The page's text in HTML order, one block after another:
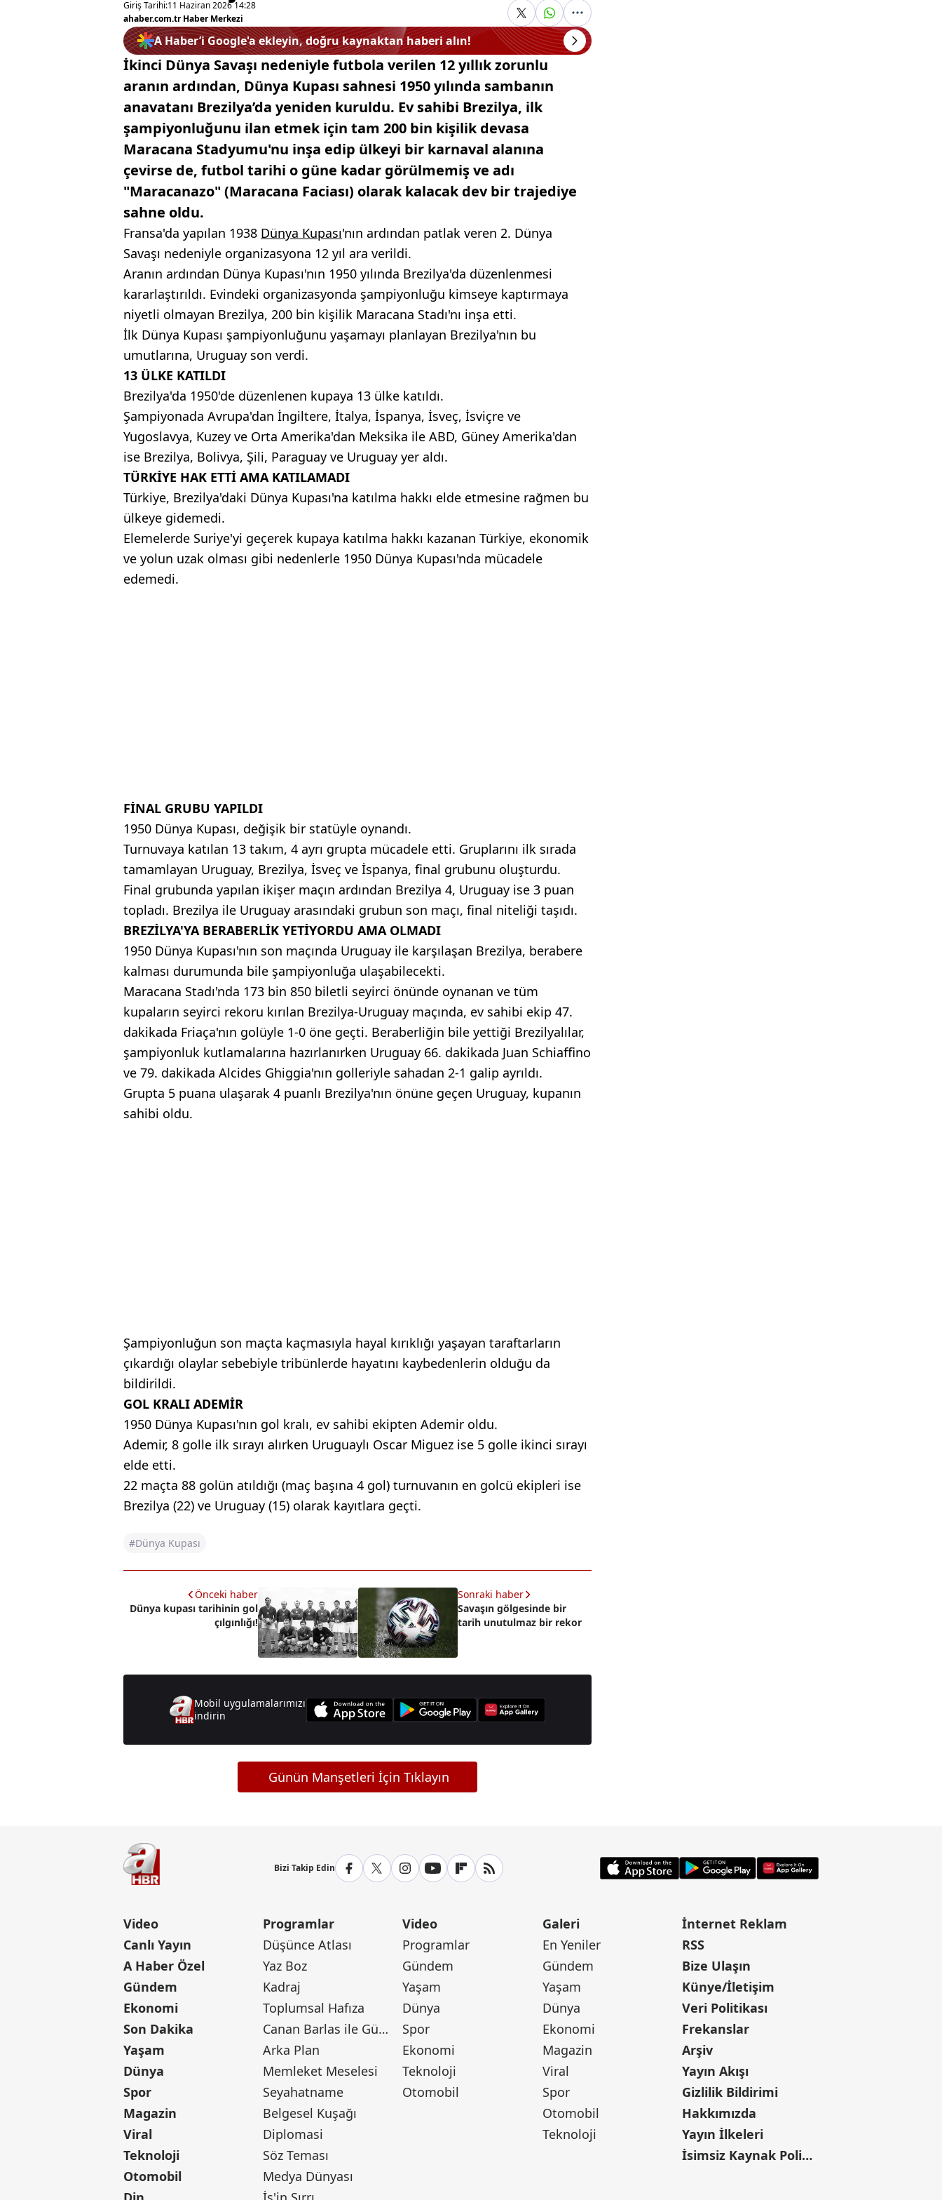
Giriş Tarihi:11 Haziran 2026 14:28
ahaber.com.tr Haber Merkezi
A Haber’i Google'a ekleyin, doğru kaynaktan haberi alın!
İkinci Dünya Savaşı nedeniyle futbola verilen 12 yıllık zorunlu
aranın ardından, Dünya Kupası sahnesi 1950 yılında sambanın
anavatanı Brezilya’da yeniden kuruldu. Ev sahibi Brezilya, ilk
şampiyonluğunu ilan etmek için tam 200 bin kişilik devasa
Maracana Stadyumu'nu inşa edip ülkeyi bir karnaval alanına
çevirse de, futbol tarihi o güne kadar görülmemiş ve adı
"Maracanazo" (Maracana Faciası) olarak kalacak dev bir trajediye
sahne oldu.
Fransa'da yapılan 1938 Dünya Kupası'nın ardından patlak veren 2. Dünya
Savaşı nedeniyle organizasyona 12 yıl ara verildi.
Aranın ardından Dünya Kupası'nın 1950 yılında Brezilya'da düzenlenmesi
kararlaştırıldı. Evindeki organizasyonda şampiyonluğu kimseye kaptırmaya
niyetli olmayan Brezilya, 200 bin kişilik Maracana Stadı'nı inşa etti.
İlk Dünya Kupası şampiyonluğunu yaşamayı planlayan Brezilya'nın bu
umutlarına, Uruguay son verdi.
13 ÜLKE KATILDI
Brezilya'da 1950'de düzenlenen kupaya 13 ülke katıldı.
Şampiyonada Avrupa'dan İngiltere, İtalya, İspanya, İsveç, İsviçre ve
Yugoslavya, Kuzey ve Orta Amerika'dan Meksika ile ABD, Güney Amerika'dan
ise Brezilya, Bolivya, Şili, Paraguay ve Uruguay yer aldı.
TÜRKİYE HAK ETTİ AMA KATILAMADI
Türkiye, Brezilya'daki Dünya Kupası'na katılma hakkı elde etmesine rağmen bu
ülkeye gidemedi.
Elemelerde Suriye'yi geçerek kupaya katılma hakkı kazanan Türkiye, ekonomik
ve yolun uzak olması gibi nedenlerle 1950 Dünya Kupası'nda mücadele
edemedi.
FİNAL GRUBU YAPILDI
1950 Dünya Kupası, değişik bir statüyle oynandı.
Turnuvaya katılan 13 takım, 4 ayrı grupta mücadele etti. Gruplarını ilk sırada
tamamlayan Uruguay, Brezilya, İsveç ve İspanya, final grubunu oluşturdu.
Final grubunda yapılan ikişer maçın ardından Brezilya 4, Uruguay ise 3 puan
topladı. Brezilya ile Uruguay arasındaki grubun son maçı, final niteliği taşıdı.
BREZİLYA'YA BERABERLİK YETİYORDU AMA OLMADI
1950 Dünya Kupası'nın son maçında Uruguay ile karşılaşan Brezilya, berabere
kalması durumunda bile şampiyonluğa ulaşabilecekti.
Maracana Stadı'nda 173 bin 850 biletli seyirci önünde oynanan ve tüm
kupaların seyirci rekoru kırılan Brezilya-Uruguay maçında, ev sahibi ekip 47.
dakikada Friaça'nın golüyle 1-0 öne geçti. Beraberliğin bile yettiği Brezilyalılar,
şampiyonluk kutlamalarına hazırlanırken Uruguay 66. dakikada Juan Schiaffino
ve 79. dakikada Alcides Ghiggia'nın golleriyle sahadan 2-1 galip ayrıldı.
Grupta 5 puana ulaşarak 4 puanlı Brezilya'nın önüne geçen Uruguay, kupanın
sahibi oldu.
Şampiyonluğun son maçta kaçmasıyla hayal kırıklığı yaşayan taraftarların
çıkardığı olaylar sebebiyle tribünlerde hayatını kaybedenlerin olduğu da
bildirildi.
GOL KRALI ADEMİR
1950 Dünya Kupası'nın gol kralı, ev sahibi ekipten Ademir oldu.
Ademir, 8 golle ilk sırayı alırken Uruguaylı Oscar Miguez ise 5 golle ikinci sırayı
elde etti.
22 maçta 88 golün atıldığı (maç başına 4 gol) turnuvanın en golcü ekipleri ise
Brezilya (22) ve Uruguay (15) olarak kayıtlara geçti.
#Dünya Kupası
Önceki haber
Dünya kupası tarihinin gol
çılgınlığı!
Sonraki haber
Savaşın gölgesinde bir
tarih unutulmaz bir rekor
Mobil uygulamalarımızı
indirin
Günün Manşetleri İçin Tıklayın
Bizi Takip Edin
Video
Canlı Yayın
A Haber Özel
Gündem
Ekonomi
Son Dakika
Yaşam
Dünya
Spor
Magazin
Viral
Teknoloji
Otomobil
Programlar
Düşünce Atlası
Yaz Boz
Kadraj
Toplumsal Hafıza
Canan Barlas ile Gündem
Arka Plan
Memleket Meselesi
Seyahatname
Belgesel Kuşağı
Diplomasi
Söz Teması
Medya Dünyası
Video
Programlar
Gündem
Yaşam
Dünya
Spor
Ekonomi
Teknoloji
Otomobil
Galeri
En Yeniler
Gündem
Yaşam
Dünya
Ekonomi
Magazin
Viral
Spor
Otomobil
Teknoloji
İnternet Reklam
RSS
Bize Ulaşın
Künye/İletişim
Veri Politikası
Frekanslar
Arşiv
Yayın Akışı
Gizlilik Bildirimi
Hakkımızda
Yayın İlkeleri
İsimsiz Kaynak Politikası